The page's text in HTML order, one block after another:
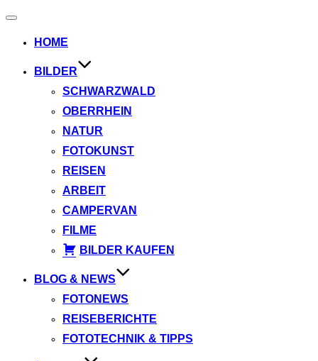
Navigation
HOME
BILDER
SCHWARZWALD
OBERRHEIN
NATUR
FOTOKUNST
REISEN
ARBEIT
CAMPERVAN
FILME
BILDER KAUFEN
BLOG & NEWS
FOTONEWS
REISEBERICHTE
FOTOTECHNIK & TIPPS